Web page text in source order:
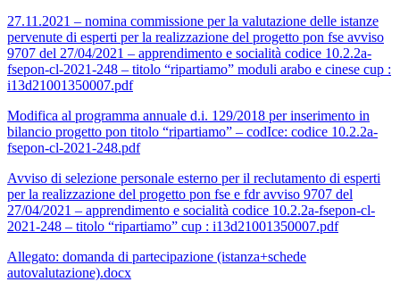
27.11.2021 – nomina commissione per la valutazione delle istanze
pervenute di esperti per la realizzazione del progetto pon fse avviso
9707 del 27/04/2021 – apprendimento e socialità codice 10.2.2a-
fsepon-cl-2021-248 – titolo “ripartiamo” moduli arabo e cinese cup :
i13d21001350007.pdf
Modifica al programma annuale d.i. 129/2018 per inserimento in
bilancio progetto pon titolo “ripartiamo” – codIce: codice 10.2.2a-
fsepon-cl-2021-248.pdf
Avviso di selezione personale esterno per il reclutamento di esperti
per la realizzazione del progetto pon fse e fdr avviso 9707 del
27/04/2021 – apprendimento e socialità codice 10.2.2a-fsepon-cl-
2021-248 – titolo “ripartiamo” cup : i13d21001350007.pdf
Allegato: domanda di partecipazione (istanza+schede
autovalutazione).docx